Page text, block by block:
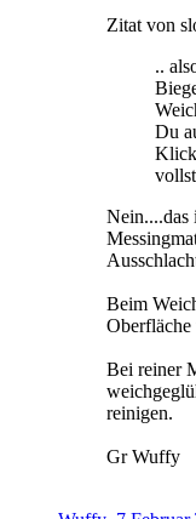
Zitat von
..
Du
Nein....das
Beim
Oberfläche
Bei reiner
reinigen.
Gr Wuffy